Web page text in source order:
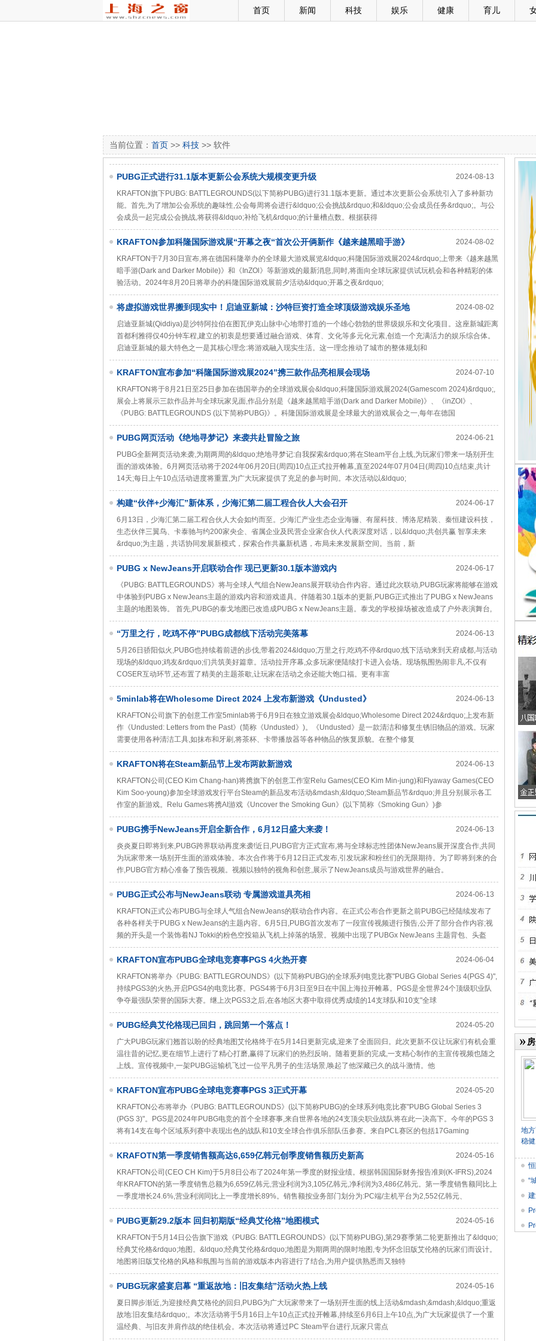
首页 新闻 科技 娱乐 健康 育儿
当前位置： 首页 >> 科技 >> 软件
2024-08-13
​PUBG正式进行31.1版本更新公会系统大规模变更升级
KRAFTON旗下PUBG: BATTLEGROUNDS(以下简称PUBG)进行31.1版本更新。通过本次更新公会系统引入了多种新功
能。首先,为了增加公会系统的趣味性,公会每周将会进行&ldquo;公会挑战&rdquo;和&ldquo;公会成员任务&rdquo;。与公
会成员一起完成公会挑战,将获得&ldquo;补给飞机&rdquo;的计量槽点数。根据获得
2024-08-02
KRAFTON参加科隆国际游戏展“开幕之夜“首次公开俩新作《越来越黑暗手游》
《InZOl》
KRAFTON于7月30日宣布,将在德国科隆举办的全球最大游戏展览&ldquo;科隆国际游戏展2024&rdquo;上带来《越来越黑
暗手游(Dark and Darker Mobile)》和《InZOl》等新游戏的最新消息,同时,将面向全球玩家提供试玩机会和各种精彩的体
验活动。2024年8月20日将举办的科隆国际游戏展前夕活动&ldquo;开幕之夜&rdquo;
2024-08-02
将虚拟游戏世界搬到现实中！启迪亚新城：沙特巨资打造全球顶级游戏娱乐圣地
启迪亚新城(Qiddiya)是沙特阿拉伯在图瓦伊克山脉中心地带打造的一个雄心勃勃的世界级娱乐和文化项目。这座新城距离
首都利雅得仅40分钟车程,建立的初衷是想要通过融合游戏、体育、文化等多元化元素,创造一个充满活力的娱乐综合体。
启迪亚新城的最大特色之一是其核心理念:将游戏融入现实生活。这一理念推动了城市的整体规划和
2024-07-10
KRAFTON宣布参加“科隆国际游戏展2024”携三款作品亮相展会现场
KRAFTON将于8月21日至25日参加在德国举办的全球游戏展会&ldquo;科隆国际游戏展2024(Gamescom 2024)&rdquo;,
展会上将展示三款作品并与全球玩家见面,作品分别是《越来越黑暗手游(Dark and Darker Mobile)》、《inZOI》、
《PUBG: BATTLEGROUNDS (以下简称PUBG)》。科隆国际游戏展是全球最大的游戏展会之一,每年在德国
2024-06-21
PUBG网页活动《绝地寻梦记》来袭共赴冒险之旅
PUBG全新网页活动来袭,为期两周的&ldquo;绝地寻梦记:自我探索&rdquo;将在Steam平台上线,为玩家们带来一场别开生
面的游戏体验。6月网页活动将于2024年06月20日(周四)10点正式拉开帷幕,直至2024年07月04日(周四)10点结束,共计
14天;每日上午10点活动进度将重置,为广大玩家提供了充足的参与时间。本次活动以&ldquo;
2024-06-17
构建“伙伴+少海汇”新体系，少海汇第二届工程合伙人大会召开
6月13日，少海汇第二届工程合伙人大会如约而至。少海汇产业生态企业海骊、有屋科技、博洛尼精装、秦恒建设科技，
生态伙伴三翼鸟、卡泰驰与约200家央企、省属企业及民营企业家合伙人代表深度对话，以&ldquo;共创共赢 智享未来
&rdquo;为主题，共话协同发展新模式，探索合作共赢新机遇，布局未来发展新空间。当前，新
2024-06-17
PUBG x NewJeans开启联动合作 现已更新30.1版本游戏内
《PUBG: BATTLEGROUNDS》将与全球人气组合NewJeans展开联动合作内容。通过此次联动,PUBG玩家将能够在游戏
中体验到PUBG x NewJeans主题的游戏内容和游戏道具。伴随着30.1版本的更新,PUBG正式推出了PUBG x NewJeans
主题的地图装饰。 首先,PUBG的泰戈地图已改造成PUBG x NewJeans主题。泰戈的学校操场被改造成了户外表演舞台,
2024-06-13
“万里之行，吃鸡不停”PUBG成都线下活动完美落幕
5月26日骄阳似火,PUBG也持续着前进的步伐,带着2024&ldquo;万里之行,吃鸡不停&rdquo;线下活动来到天府成都,与活动
现场的&ldquo;鸡友&rdquo;们共筑美好篇章。活动拉开序幕,众多玩家便陆续打卡进入会场。现场氛围热闹非凡,不仅有
COSER互动环节,还布置了精美的主题茶歇,让玩家在活动之余还能大饱口福。更有丰富
2024-06-13
5minlab将在Wholesome Direct 2024 上发布新游戏《Undusted》
KRAFTON公司旗下的创意工作室5minlab将于6月9日在独立游戏展会&ldquo;Wholesome Direct 2024&rdquo;上发布新
作《Undusted: Letters from the Past》(简称《Undusted》)。《Undusted》是一款清洁和修复生锈旧物品的游戏。玩家
需要使用各种清洁工具,如抹布和牙刷,将茶杯、卡带播放器等各种物品的恢复原貌。在整个修复
2024-06-13
KRAFTON将在Steam新品节上发布两款新游戏
KRAFTON公司(CEO Kim Chang-han)将携旗下的创意工作室Relu Games(CEO Kim Min-jung)和Flyaway Games(CEO
Kim Soo-young)参加全球游戏发行平台Steam的新品发布活动&mdash;&ldquo;Steam新品节&rdquo;并且分别展示各工
作室的新游戏。Relu Games将携AI游戏《Uncover the Smoking Gun》(以下简称《Smoking Gun》)参
2024-06-13
PUBG携手NewJeans开启全新合作，6月12日盛大来袭！
炎炎夏日即将到来,PUBG跨界联动再度来袭!近日,PUBG官方正式宣布,将与全球标志性团体NewJeans展开深度合作,共同
为玩家带来一场别开生面的游戏体验。本次合作将于6月12日正式发布,引发玩家和粉丝们的无限期待。为了即将到来的合
作,PUBG官方精心准备了预告视频。视频以独特的视角和创意,展示了NewJeans成员与游戏世界的融合。
2024-06-13
PUBG正式公布与NewJeans联动 专属游戏道具亮相
KRAFTON正式公布PUBG与全球人气组合NewJeans的联动合作内容。在正式公布合作更新之前PUBG已经陆续发布了
各种各样关于PUBG x NewJeans的主题内容。6月5日,PUBG首次发布了一段宣传视频进行预告,公开了部分合作内容;视
频的开头是一个装饰着NJ Tokki的粉色空投箱从飞机上掉落的场景。视频中出现了PUBGx NewJeans 主题背包、头盔
2024-06-04
KRAFTON宣布PUBG全球电竞赛事PGS 4火热开赛
KRAFTON将举办《PUBG: BATTLEGROUNDS》(以下简称PUBG)的全球系列电竞比赛"PUBG Global Series 4(PGS 4)",
持续PGS3的火热,开启PGS4的电竞比赛。PGS4将于6月3日至9日在中国上海拉开帷幕。PGS是全世界24个顶级职业队
争夺最强队荣誉的国际大赛。继上次PGS3之后,在各地区大赛中取得优秀成绩的14支球队和10支"全球
2024-05-20
PUBG经典艾伦格现已回归，跳回第一个落点！
广大PUBG玩家们翘首以盼的经典地图艾伦格终于在5月14日更新完成,迎来了全面回归。此次更新不仅让玩家们有机会重
温往昔的记忆,更在细节上进行了精心打磨,赢得了玩家们的热烈反响。随着更新的完成,一支精心制作的主宣传视频也随之
上线。宣传视频中,一架PUBG运输机飞过一位平凡男子的生活场景,唤起了他深藏已久的战斗激情。他
2024-05-20
​KRAFTON宣布PUBG全球电竞赛事PGS 3正式开幕
KRAFTON公布将举办《PUBG: BATTLEGROUNDS》(以下简称PUBG)的全球系列电竞比赛"PUBG Global Series 3
(PGS 3)"。PGS是2024年PUBG电竞的首个全球赛事,来自世界各地的24支顶尖职业战队将在此一决高下。今年的PGS 3
将有14支在每个区域系列赛中表现出色的战队和10支全球合作俱乐部队伍参赛。来自PCL赛区的包括17Gaming
2024-05-16
KRAFOTN第一季度销售额高达6,659亿韩元创季度销售额历史新高
KRAFTON公司(CEO CH Kim)于5月8日公布了2024年第一季度的财报业绩。根据韩国国际财务报告准则(K-IFRS),2024
年KRAFTON的第一季度销售总额为6,659亿韩元,营业利润为3,105亿韩元,净利润为3,486亿韩元。第一季度销售额同比上
一季度增长24.6%,营业利润同比上一季度增长89%。销售额按业务部门划分为:PC端/主机平台为2,552亿韩元、
2024-05-16
PUBG更新29.2版本 回归初期版“经典艾伦格”地图模式
KRAFTON于5月14日公告旗下游戏《PUBG: BATTLEGROUNDS》(以下简称PUBG),第29赛季第二轮更新推出了&ldquo;
经典艾伦格&rdquo;地图。&ldquo;经典艾伦格&rdquo;地图是为期两周的限时地图,专为怀念旧版艾伦格的玩家们而设计。
地图将旧版艾伦格的风格和氛围与当前的游戏版本内容进行了结合,为用户提供熟悉而又独特
2024-05-16
PUBG玩家盛宴启幕 “重返故地：旧友集结”活动火热上线
夏日脚步渐近,为迎接经典艾格伦的回归,PUBG为广大玩家带来了一场别开生面的线上活动&mdash;&mdash;&ldquo;重返
故地:旧友集结&rdquo;。本次活动将于5月16日上午10点正式拉开帷幕,持续至6月6日上午10点,为广大玩家提供了一个重
温经典、与旧友并肩作战的绝佳机会。本次活动将通过PC Steam平台进行,玩家只需点
地
稳
“
央